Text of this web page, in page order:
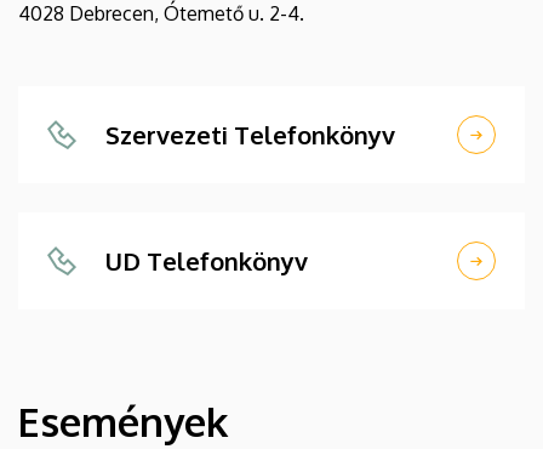
4028 Debrecen, Ótemető u. 2-4.
Szervezeti Telefonkönyv
UD Telefonkönyv
Események